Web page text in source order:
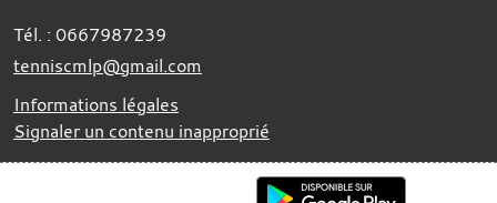
Tél. : 0667987239
tenniscmlp@gmail.com
Informations légales
Signaler un contenu inapproprié